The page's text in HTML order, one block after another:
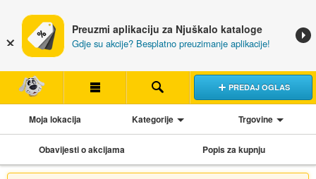
Preuzmi aplikaciju za Njuškalo kataloge
Gdje su akcije? Besplatno preuzimanje aplikacije!
PREDAJ OGLAS
Moja lokacija Kategorije Trgovine
Obavijesti o akcijama Popis za kupnju